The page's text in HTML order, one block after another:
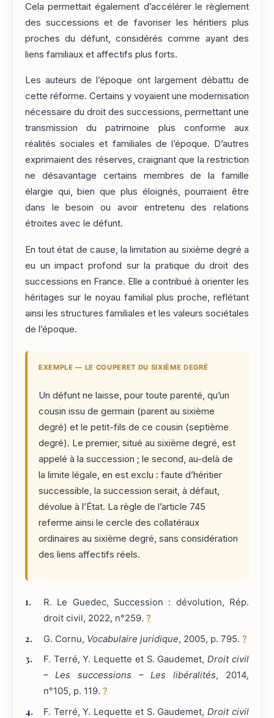
Cela permettait également d’accélérer le règlement
des successions et de favoriser les héritiers plus
proches du défunt, considérés comme ayant des
liens familiaux et affectifs plus forts.
Les auteurs de l’époque ont largement débattu de
cette réforme. Certains y voyaient une modernisation
nécessaire du droit des successions, permettant une
transmission du patrimoine plus conforme aux
réalités sociales et familiales de l’époque. D’autres
exprimaient des réserves, craignant que la restriction
ne désavantage certains membres de la famille
élargie qui, bien que plus éloignés, pourraient être
dans le besoin ou avoir entretenu des relations
étroites avec le défunt.
En tout état de cause, la limitation au sixième degré a
eu un impact profond sur la pratique du droit des
successions en France. Elle a contribué à orienter les
héritages sur le noyau familial plus proche, reflétant
ainsi les structures familiales et les valeurs sociétales
de l’époque.
EXEMPLE — LE COUPERET DU SIXIÈME DEGRÉ
Un défunt ne laisse, pour toute parenté, qu’un
cousin issu de germain (parent au sixième
degré) et le petit-fils de ce cousin (septième
degré). Le premier, situé au sixième degré, est
appelé à la succession ; le second, au-delà de
la limite légale, en est exclu : faute d’héritier
successible, la succession serait, à défaut,
dévolue à l’État. La règle de l’article 745
referme ainsi le cercle des collatéraux
ordinaires au sixième degré, sans considération
des liens affectifs réels.
R. Le Guedec, Succession : dévolution, Rép.
droit civil, 2022, n°259. ?
G. Cornu, Vocabulaire juridique, 2005, p. 795. ?
F. Terré, Y. Lequette et S. Gaudemet,Droit civil
– Les successions – Les libéralités, 2014,
n°105, p. 119. ?
F. Terré, Y. Lequette et S. Gaudemet,Droit civil